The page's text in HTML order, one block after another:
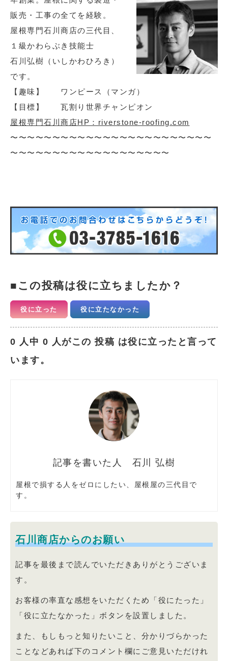
販売・工事の全てを経験。
屋根専門石川商店の三代目、
１級かわらぶき技能士
石川弘樹（いしかわひろき）
です。
【趣味】 ワンピース（マンガ）
【目標】 瓦割り世界チャンピオン
屋根専門石川商店HP：riverstone-roofing.com
〜〜〜〜〜〜〜〜〜〜〜〜〜〜〜〜〜〜〜〜〜〜〜〜
〜〜〜〜〜〜〜〜〜〜〜〜〜〜〜〜〜〜〜
この投稿は役に立ちましたか？
役に立った 役に立たなかった
0 人中 0 人がこの 投稿 は役に立ったと言って
います。
石川 弘樹
屋根で損する人をゼロにしたい、屋根屋の三代目で
す。
石川商店からのお願い
記事を最後まで読んでいただきありがとうございま
す。
お客様の率直な感想をいただくため「役にたった」
「役に立たなかった」ボタンを設置しました。
また、もしもっと知りたいこと、分かりづらかった
ことなどあれば下のコメント欄にご意見いただけれ